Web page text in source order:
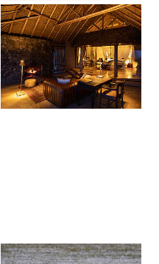
Show larger version
Show larger version